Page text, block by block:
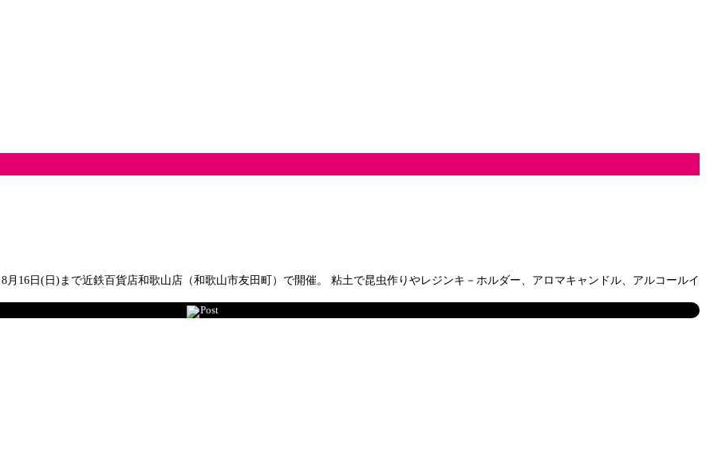
16日(日)まで近鉄百貨店和歌山店（和歌山市友田町）で開催。 粘土で昆虫作りやレジンキ－ホルダー、アロマキャンドル、アルコールイ
Post